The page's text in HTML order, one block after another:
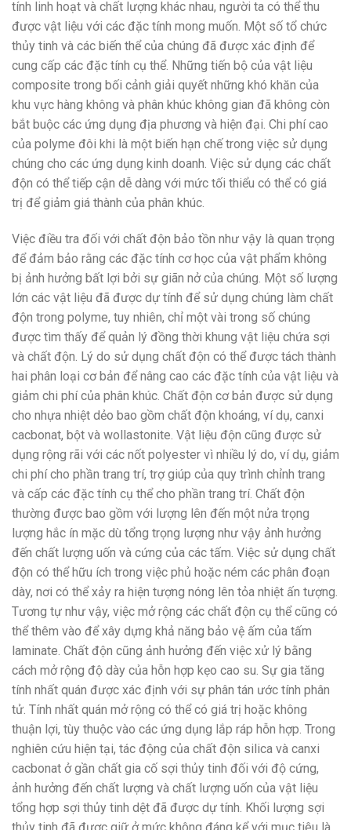
tính linh hoạt và chất lượng khác nhau, người ta có thể thu
được vật liệu với các đặc tính mong muốn. Một số tổ chức
thủy tinh và các biến thể của chúng đã được xác định để
cung cấp các đặc tính cụ thể. Những tiến bộ của vật liệu
composite trong bối cảnh giải quyết những khó khăn của
khu vực hàng không và phân khúc không gian đã không còn
bắt buộc các ứng dụng địa phương và hiện đại. Chi phí cao
của polyme đôi khi là một biến hạn chế trong việc sử dụng
chúng cho các ứng dụng kinh doanh. Việc sử dụng các chất
độn có thể tiếp cận dễ dàng với mức tối thiểu có thể có giá
trị để giảm giá thành của phân khúc.
Việc điều tra đối với chất độn bảo tồn như vậy là quan trọng
để đảm bảo rằng các đặc tính cơ học của vật phẩm không
bị ảnh hưởng bất lợi bởi sự giãn nở của chúng. Một số lượng
lớn các vật liệu đã được dự tính để sử dụng chúng làm chất
độn trong polyme, tuy nhiên, chỉ một vài trong số chúng
được tìm thấy để quản lý đồng thời khung vật liệu chứa sợi
và chất độn. Lý do sử dụng chất độn có thể được tách thành
hai phân loại cơ bản để nâng cao các đặc tính của vật liệu và
giảm chi phí của phân khúc. Chất độn cơ bản được sử dụng
cho nhựa nhiệt dẻo bao gồm chất độn khoáng, ví dụ, canxi
cacbonat, bột và wollastonite. Vật liệu độn cũng được sử
dụng rộng rãi với các nốt polyester vì nhiều lý do, ví dụ, giảm
chi phí cho phần trang trí, trợ giúp của quy trình chỉnh trang
và cấp các đặc tính cụ thể cho phần trang trí. Chất độn
thường được bao gồm với lượng lên đến một nửa trọng
lượng hắc ín mặc dù tổng trọng lượng như vậy ảnh hưởng
đến chất lượng uốn và cứng của các tấm. Việc sử dụng chất
độn có thể hữu ích trong việc phủ hoặc ném các phân đoạn
dày, nơi có thể xảy ra hiện tượng nóng lên tỏa nhiệt ấn tượng.
Tương tự như vậy, việc mở rộng các chất độn cụ thể cũng có
thể thêm vào để xây dựng khả năng bảo vệ ấm của tấm
laminate. Chất độn cũng ảnh hưởng đến việc xử lý bằng
cách mở rộng độ dày của hỗn hợp kẹo cao su. Sự gia tăng
tính nhất quán được xác định với sự phân tán ước tính phân
tử. Tính nhất quán mở rộng có thể có giá trị hoặc không
thuận lợi, tùy thuộc vào các ứng dụng lắp ráp hỗn hợp. Trong
nghiên cứu hiện tại, tác động của chất độn silica và canxi
cacbonat ở gần chất gia cố sợi thủy tinh đối với độ cứng,
ảnh hưởng đến chất lượng và chất lượng uốn của vật liệu
tổng hợp sợi thủy tinh dệt đã được dự tính. Khối lượng sợi